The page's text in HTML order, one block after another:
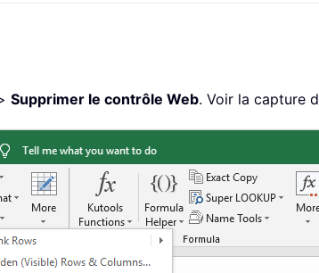
Supprimer le contrôle Web. Voir la capture